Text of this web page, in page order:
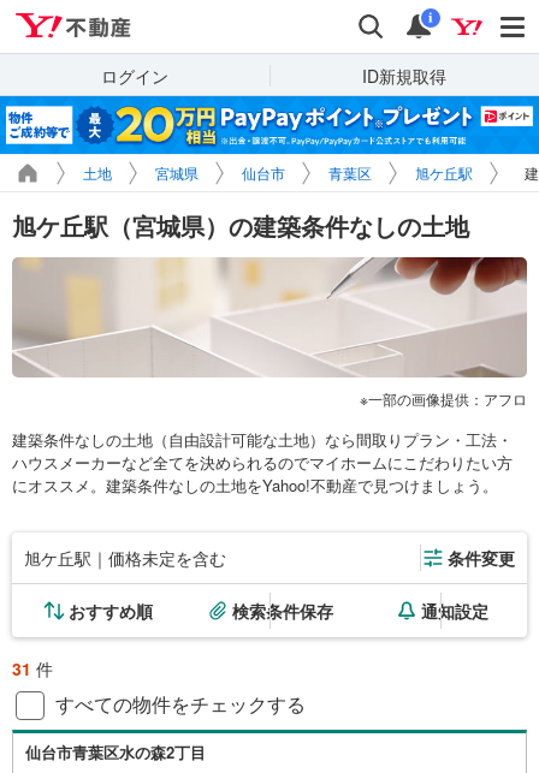
検索 通知
i
ログイン ID新規取得
土地 宮城県 仙台市 青葉区 旭ケ丘駅
旭ケ丘駅（宮城県）の建築条件なしの土地
一部の画像提供：アフロ
建築条件なしの土地（自由設計可能な土地）なら間取りプラン・工法・
ハウスメーカーなど全てを決められるのでマイホームにこだわりたい方
にオススメ。建築条件なしの土地をYahoo!不動産で見つけましょう。
旭ケ丘駅｜価格未定を含む 条件変更
おすすめ順 検索条件保存 通知設定
31 件
すべての物件をチェックする
仙台市青葉区水の森2丁目